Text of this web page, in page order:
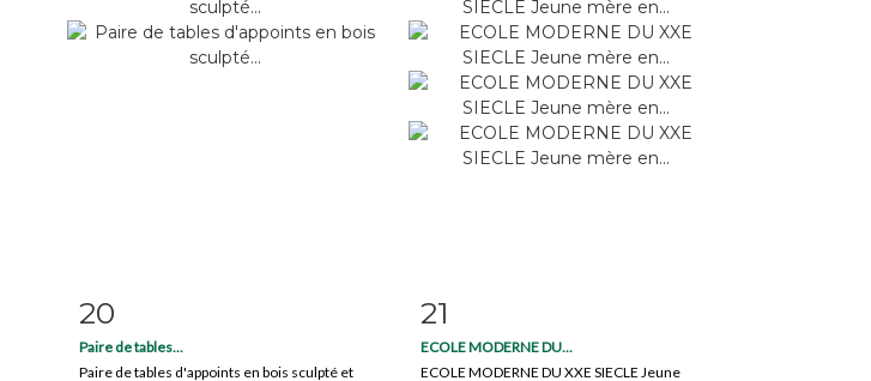
Item detail
20
Paire de tables...
Paire de tables d'appoints en bois sculpté et
21
ECOLE MODERNE DU...
ECOLE MODERNE DU XXE SIECLE Jeune